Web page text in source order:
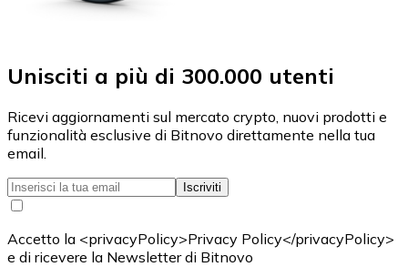
Unisciti a più di 300.000 utenti
Ricevi aggiornamenti sul mercato crypto, nuovi prodotti e
funzionalità esclusive di Bitnovo direttamente nella tua
email.
Iscriviti
Accetto la <privacyPolicy>Privacy Policy</privacyPolicy>
e di ricevere la Newsletter di Bitnovo